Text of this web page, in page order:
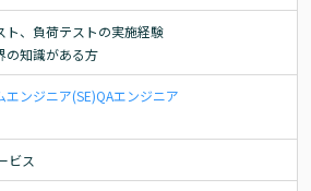
ト、負荷テストの実施経験
の知識がある方
エンジニア(SE)QAエンジニア
ビス